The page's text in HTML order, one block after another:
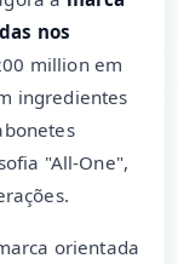
nos
million em
ingredientes
"All-One",
orientada